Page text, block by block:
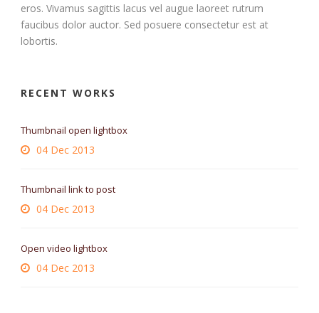
eros. Vivamus sagittis lacus vel augue laoreet rutrum
faucibus dolor auctor. Sed posuere consectetur est at
lobortis.
RECENT WORKS
Thumbnail open lightbox
04 Dec 2013
Thumbnail link to post
04 Dec 2013
Open video lightbox
04 Dec 2013